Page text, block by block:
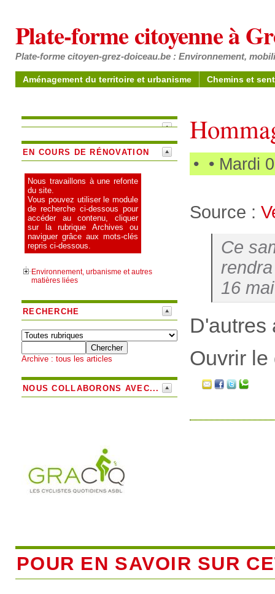
Plate-forme citoyenne à
Plate-forme citoyen-grez-doiceau.be : Environnement,
Aménagement du territoire et urbanisme Chemins et
EN COURS DE RÉNOVATION
Nous travaillons à une refonte
du site.
Vous pouvez utiliser le module
de recherche ci-dessous pour
accéder au contenu, cliquer
sur la rubrique Archives ou
naviguer grâce aux mots-clés
repris ci-dessous.
Environnement, urbanisme et autres
matières liées
RECHERCHE
Archive : tous les articles
NOUS COLLABORONS AVEC...
• • Mardi
Source :
Ce
16
D'autres
Ouvrir le
POUR EN SAVOIR SUR